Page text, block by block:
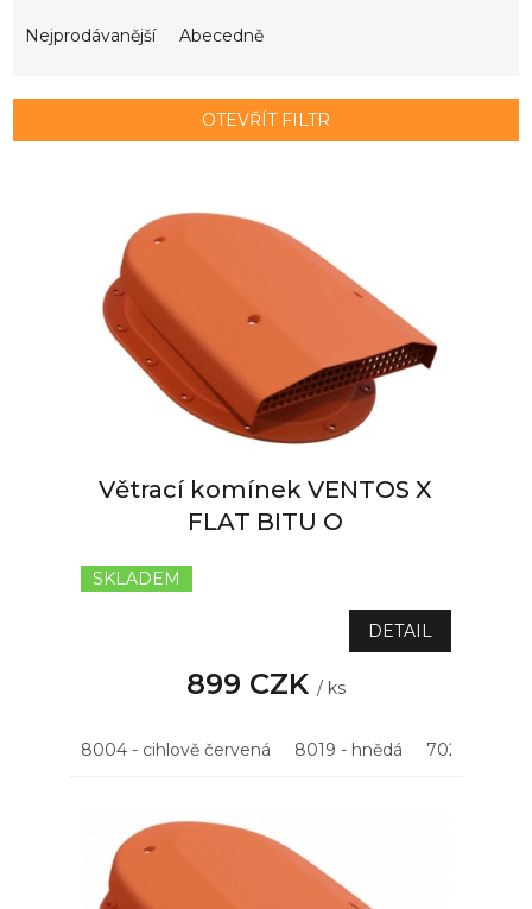
r
Nejprodávanější Abecedně
OTEVŘÍT FILTR
Větrací komínek VENTOS X
FLAT BITU O
SKLADEM
899 CZK / ks
DETAIL
8004 - cihlově červená 8019 - hnědá 7021 -